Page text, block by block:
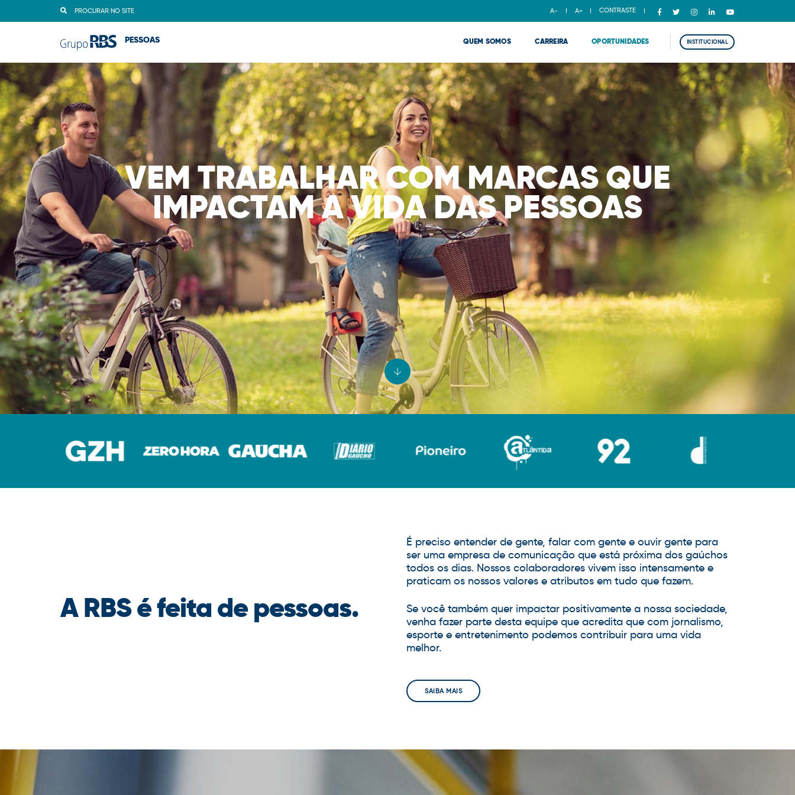
PROCURAR NO SITE A- A+ CONTRASTE
PESSOAS QUEM SOMOS CARREIRA OPORTUNIDADES INSTITUCIONAL
VEM TRABALHAR COM MARCAS QUE
IMPACTAM A VIDA DAS PESSOAS
A RBS é feita de pessoas.
É preciso entender de gente, falar com gente e ouvir gente para
ser uma empresa de comunicação que está próxima dos gaúchos
todos os dias. Nossos colaboradores vivem isso intensamente e
praticam os nossos valores e atributos em tudo que fazem.
Se você também quer impactar positivamente a nossa sociedade,
venha fazer parte desta equipe que acredita que com jornalismo,
esporte e entretenimento podemos contribuir para uma vida
melhor.
SAIBA MAIS